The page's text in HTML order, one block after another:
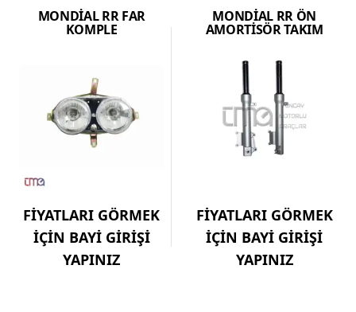
MONDİAL RR FAR
KOMPLE
FİYATLARI GÖRMEK
İÇİN BAYİ GİRİŞİ
YAPINIZ
MONDİAL RR ÖN
AMORTİSÖR TAKIM
FİYATLARI GÖRMEK
İÇİN BAYİ GİRİŞİ
YAPINIZ